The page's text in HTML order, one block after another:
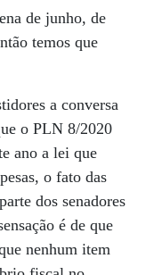
de junho, de
temos que
a conversa
o PLN 8/2020
ano a lei que
o fato das
dos senadores
é de que
nenhum item